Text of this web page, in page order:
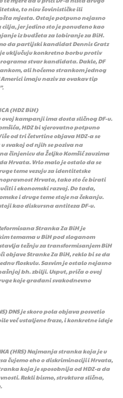
to nisu šovinističke ili
mjesta. Ostaje potpuno nejasno
jer jedino sto je ponuđeno kao
iz budžeta za lobiranje za BiH.
da partijski kandidat Dennis Gratz
uključuju konkretno borbu protiv
stvar kandidata. Dakle, DF
ali hoćemo strankom jednog
imaju naziv za ovakav tip
(HDZ BiH)
ovoj kampanji ima dosta sličnog DF-u.
HDZ bi vjerovatno potpuno
od tri četvrtine objava HDZ-a se
od njih se poziva na
činjenicu da Željko Komšić zauzima
Hrvata. Vrlo malo je ostalo da se
teme vezuju za identitetske
Hrvata, tako sto će birati
i ekonomski razvoj. Do tada,
i druge teme stoje na čekanju.
kao diskursna antiteza DF-u.
Stranka Za BiH je
temama u BiH pod sloganom
težnju za transformisanjem BiH
Stranke Za BiH, reklo bi se da
floskulu. Sasvim je ostalo nejasno
bh. zbilji. Usput, priča o ovoj
koje građani svakodnevno
DNS je skoro pola objava posvetio
već ustaljene fraze, i konkretne ideje
(HRS) Najmanja stranka koja je u
čujemo eho o diskriminacijii Hrvata,
koja je sposobnija od HDZ-a da
Rekli bismo, struktura slična,